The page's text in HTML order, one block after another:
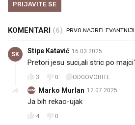
PRIJAVITE SE
KOMENTARI (6)
SK Stipe Katavić 16.03.2025.
Pretori jesu suci,ali stric po
3 0 ODGOVORITE
MM Marko Murlan 12.07.2025.
Ja bih rekao-ujak
4 0